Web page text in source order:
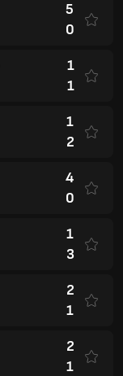
5
0
1
1
1
2
4
0
1
3
2
1
2
1